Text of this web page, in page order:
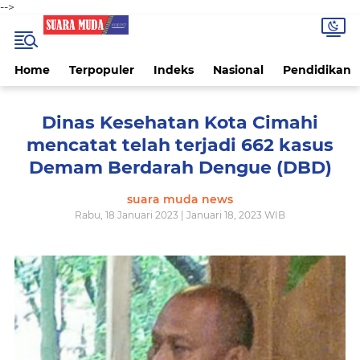
-->
Home Terpopuler Indeks Nasional Pendidikan
Dinas Kesehatan Kota Cimahi
mencatat telah terjadi 662 kasus
Demam Berdarah Dengue (DBD)
suara muda news
Rabu, 18 Januari 2023 | Januari 18, 2023 WIB